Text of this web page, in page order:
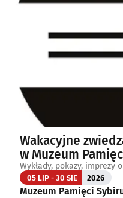
Wakacyjne
w Muzeum
Wykłady, pokazy, imprezy
05 LIP - 30 SIE 2026
Muzeum Pamięci